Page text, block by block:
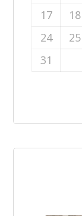
17
18
24
25
31